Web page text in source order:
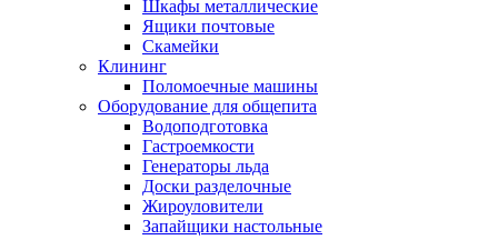
Шкафы металлические
Ящики почтовые
Скамейки
Клининг
Поломоечные машины
Оборудование для общепита
Водоподготовка
Гастроемкости
Генераторы льда
Доски разделочные
Жироуловители
Запайщики настольные